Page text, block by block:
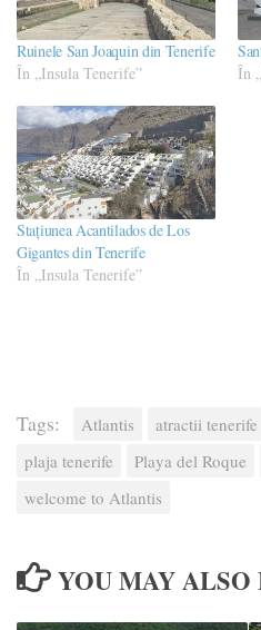
Ruinele San Joaquin din Tenerife
În „Insula Tenerife”
În
Stațiunea Acantilados de Los
Gigantes din Tenerife
În „Insula Tenerife”
Tags: Atlantis atractii tenerife
plaja tenerife
Playa del Roque
welcome to Atlantis
YOU MAY